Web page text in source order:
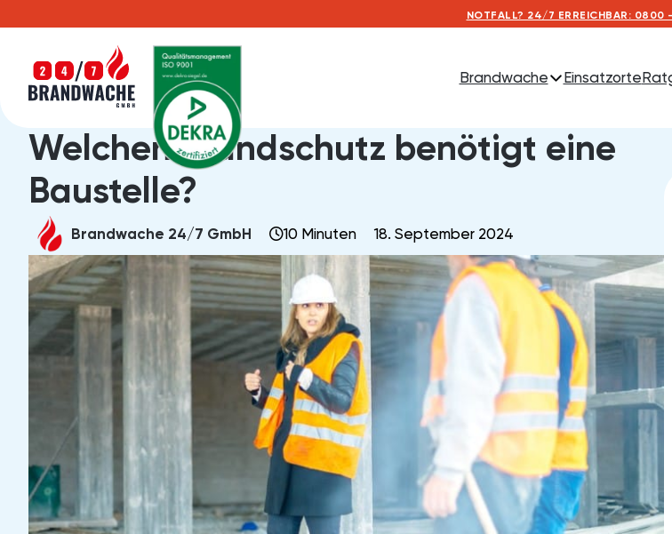
NOTFALL? 24/7 ERREICHBAR: 0800
Brandwache Einsatzorte
Welchen Brandschutz benötigt eine Baustelle?
Welchen Brandschutz benötigt eine
Baustelle?
Brandwache 24/7 GmbH 10 Minuten 18. September 2024